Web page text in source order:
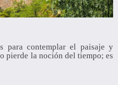
para contemplar el paisaje y
pierde la noción del tiempo; es